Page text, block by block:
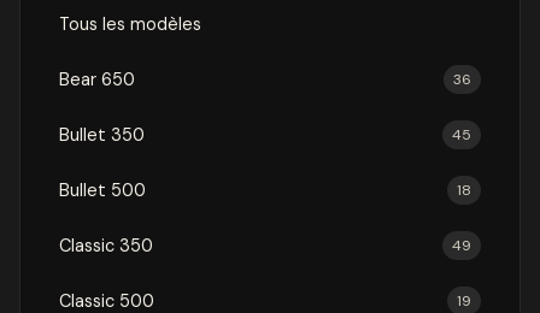
Tous les modèles
Bear 650 36
Bullet 350 45
Bullet 500 18
Classic 350 49
Classic 500 19